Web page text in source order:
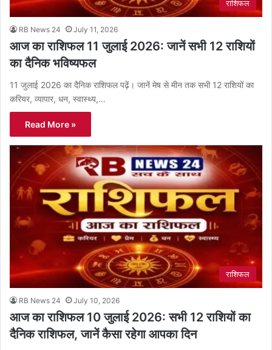
राशिफल
RB News 24 July 11, 2026
आज का राशिफल 11 जुलाई 2026: जानें सभी 12 राशियों
का दैनिक भविष्यफल
11 जुलाई 2026 का दैनिक राशिफल पढ़ें। जानें मेष से मीन तक सभी 12 राशियों का
करियर, व्यापार, धन, स्वास्थ्य,…
Read More »
राशिफल
RB News 24 July 10, 2026
आज का राशिफल 10 जुलाई 2026: सभी 12 राशियों का
दैनिक राशिफल, जानें कैसा रहेगा आपका दिन